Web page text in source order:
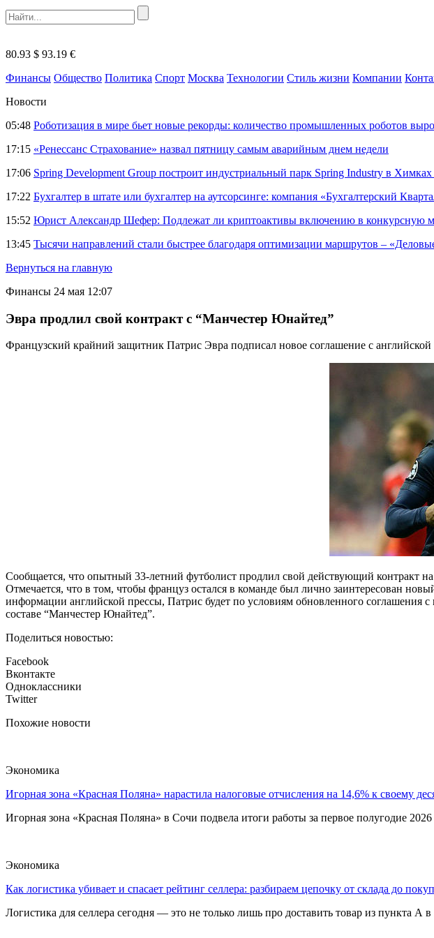
80.93 $ 93.19 €
Финансы Общество Политика Спорт Москва Технологии Стиль жизни Компании
Новости
05:48 Роботизация в мире бьет новые рекорды: количество промышленных роботов
17:15 «Ренессанс Страхование» назвал пятницу самым аварийным днем недели
17:06 Spring Development Group построит индустриальный парк Spring Industry в
17:22 Бухгалтер в штате или бухгалтер на аутсорсинге: компания «Бухгалтерский
15:52 Юрист Александр Шефер: Подлежат ли криптоактивы включению в конкурсную
13:45 Тысячи направлений стали быстрее благодаря оптимизации маршрутов –
Вернуться на главную
Финансы 24 мая 12:07
Эвра продлил свой контракт с “Манчестер Юнайтед”
Французский крайний защитник Патрис Эвра подписал новое соглашение с
Сообщается, что опытный 33-летний футболист продлил свой действующий контракт
Отмечается, что в том, чтобы француз остался в команде был лично заинтересован
информации английской прессы, Патрис будет по условиям обновленного соглашения
составе “Манчестер Юнайтед”.
Поделиться новостью:
Facebook
Вконтакте
Одноклассники
Twitter
Похожие новости
Экономика
Игорная зона «Красная Поляна» нарастила налоговые отчисления на 14,6% к своему
Игорная зона «Красная Поляна» в Сочи подвела итоги работы за первое полугодие
Экономика
Как логистика убивает и спасает рейтинг селлера: разбираем цепочку от склада до
Логистика для селлера сегодня — это не только лишь про доставить товар из пункта А